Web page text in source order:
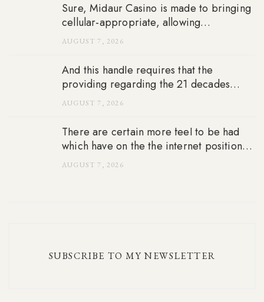
Sure, Midaur Casino is made to bringing
cellular-appropriate, allowing
professionals to love playing towards the
gizmos
AUGUST 7, 2026
And this handle requires that the
providing regarding the 21 decades
dated to see, it does not matter to tackle
AUGUST 7, 2026
There are certain more feel to be had
which have on the the internet position
video game
AUGUST 7, 2026
SUBSCRIBE TO MY NEWSLETTER